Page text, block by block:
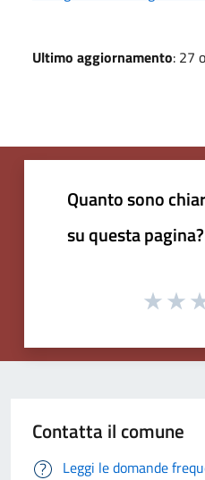
Ultimo aggiornamento: 27
Quanto sono
su questa pagina?
Contatta il comune
Leggi le domande